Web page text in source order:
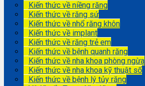
Kiến thức về niềng răng
Kiến thức về răng sứ
Kiến thức về nhổ răng khôn
Kiến thức về implant
Kiến thức về răng trẻ em
Kiến thức về bệnh quanh răng
Kiến thức về nha khoa phòng ngừa
Kiến thức về nha khoa kỹ thuật số
Kiến thức về bệnh lý tủy răng